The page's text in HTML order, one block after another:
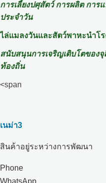
การเลี้ยงปศุสัตว์ การผลิต กา
ประจำวัน
ไล่แมลงวันและสัตว์พาหะนำโ
สนับสนุนการเจริญเติบโตของ
ท้องถิ่น
<span
เนม่า3
สินค้าอยู่ระหว่างการพัฒนา
Phone
WhatsApp